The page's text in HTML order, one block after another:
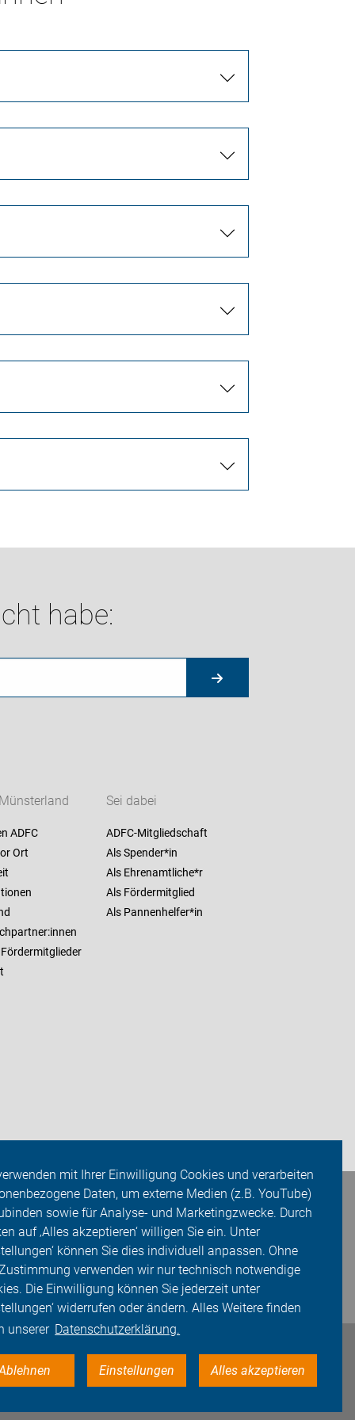
mit Ihrer Einwilligung Cookies und verarbeiten
Daten, um externe Medien (z.B. YouTube)
sowie für Analyse- und Marketingzwecke. Durch
auf ‚Alles akzeptieren‘ willigen Sie ein. Unter
können Sie dies individuell anpassen. Ohne
verwenden wir nur technisch notwendige
Die Einwilligung können Sie jederzeit unter
widerrufen oder ändern. Alles Weitere finden
unserer Datenschutzerklärung.
Einstellungen Alles akzeptieren
habe:
ADFC
Ort
Fördermitglieder
Sei dabei
ADFC-Mitgliedschaft
Als Spender*in
Als Ehrenamtliche*r
Als Fördermitglied
Als Pannenhelfer*in